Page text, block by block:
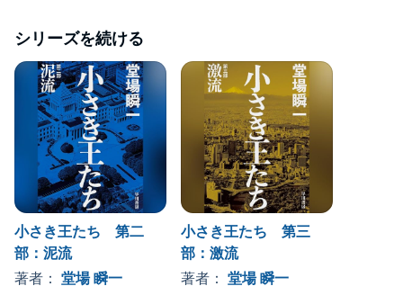
シリーズを続ける
小さき王たち 第二
部：泥流
著者： 堂場 瞬一
小さき王たち 第三
部：激流
著者： 堂場 瞬一